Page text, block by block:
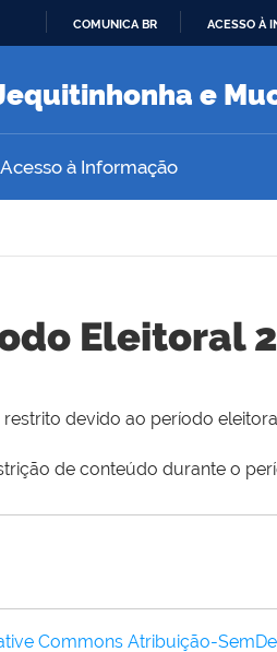
O
COMUNICA BR ACESSO À
e
Acesso à Informação
Eleitoral
devido ao período
de conteúdo durante o
Commons Atribuição-